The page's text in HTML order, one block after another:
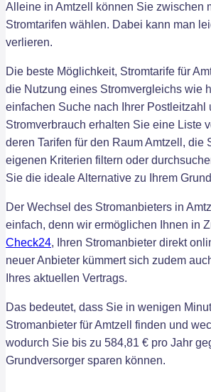
Alleine in Amtzell können Sie zwischen
Stromtarifen wählen. Dabei kann man
verlieren.
Die beste Möglichkeit, Stromtarife für
die Nutzung eines Stromvergleichs wie
einfachen Suche nach Ihrer Postleitzahl
Stromverbrauch erhalten Sie eine Liste
deren Tarifen für den Raum Amtzell, die
eigenen Kriterien filtern oder
Sie die ideale Alternative zu Ihrem
Der Wechsel des Stromanbieters in
einfach, denn wir ermöglichen Ihnen in
Check24, Ihren Stromanbieter direkt
neuer Anbieter kümmert sich zudem
Ihres aktuellen Vertrags.
Das bedeutet, dass Sie in wenigen
Stromanbieter für Amtzell finden und
wodurch Sie bis zu 584,81 € pro Jahr
Grundversorger sparen können.